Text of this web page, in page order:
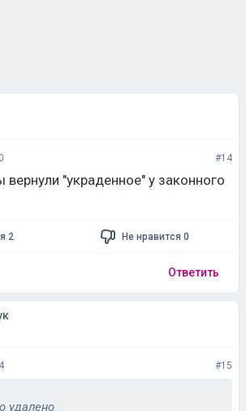
#14
"украденное" у законного
2 Не нравится 0
Ответить
#15
удалено